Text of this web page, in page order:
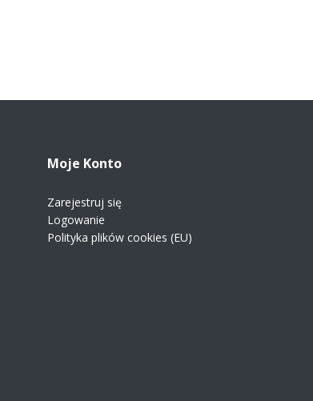
Moje Konto
Zarejestruj się
Logowanie
Polityka plików cookies (EU)